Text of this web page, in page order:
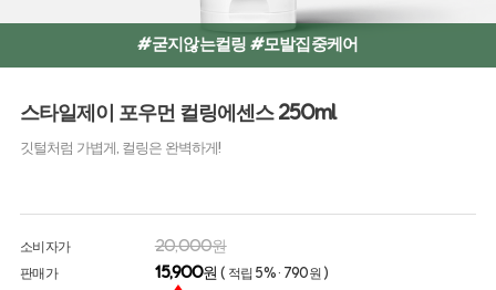
#굳지않는컬링 #모발집중케어
스타일제이 포우먼 컬링에센스 250ml
깃털처럼 가볍게, 컬링은 완벽하게!
소비자가 20,000원
판매가 15,900원 ( 적립 5% · 790원 )